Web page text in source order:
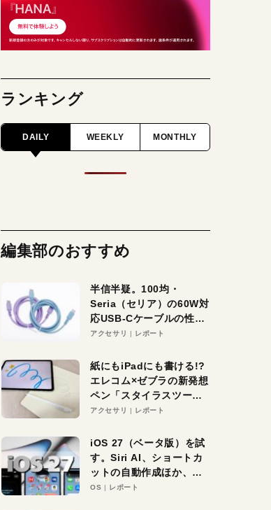
ランキング
DAILY WEEKLY MONTHLY
編集部のおすすめ
半信半疑。100均・
Seria（セリア）の60W対
応USB-Cケーブルの性能
を検証。超コスパの1本を
アクセサリ レポート
紙にもiPadにも書ける!?
エレコム×ゼブラの新発想
ペン「スタイラスツーウ
ェイ」レビュー。持ち替
アクセサリ レポート
iOS 27（ベータ版）を試
す。Siri AI、ショートカ
ットの自動作成ほか、期
待大の便利機能5選。
OS レポート